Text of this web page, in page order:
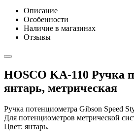
Описание
Особенности
Наличие в магазинах
Отзывы
HOSCO KA-110 Ручка
янтарь, метрическая
Ручка потенциометра Gibson Speed
Для потенциометров метрической
Цвет: янтарь.